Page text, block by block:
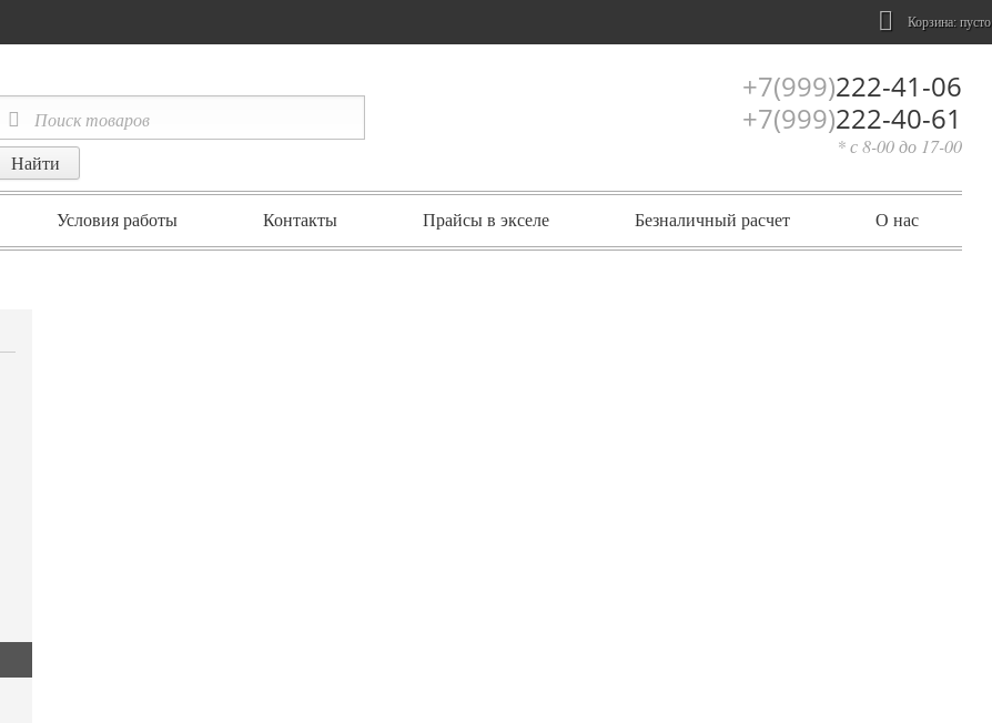
Корзина: пусто
+7(999)222-41-06
+7(999)222-40-61
* с 8-00 до 17-00
Условия работы Контакты Прайсы в экселе Безналичный расчет О нас